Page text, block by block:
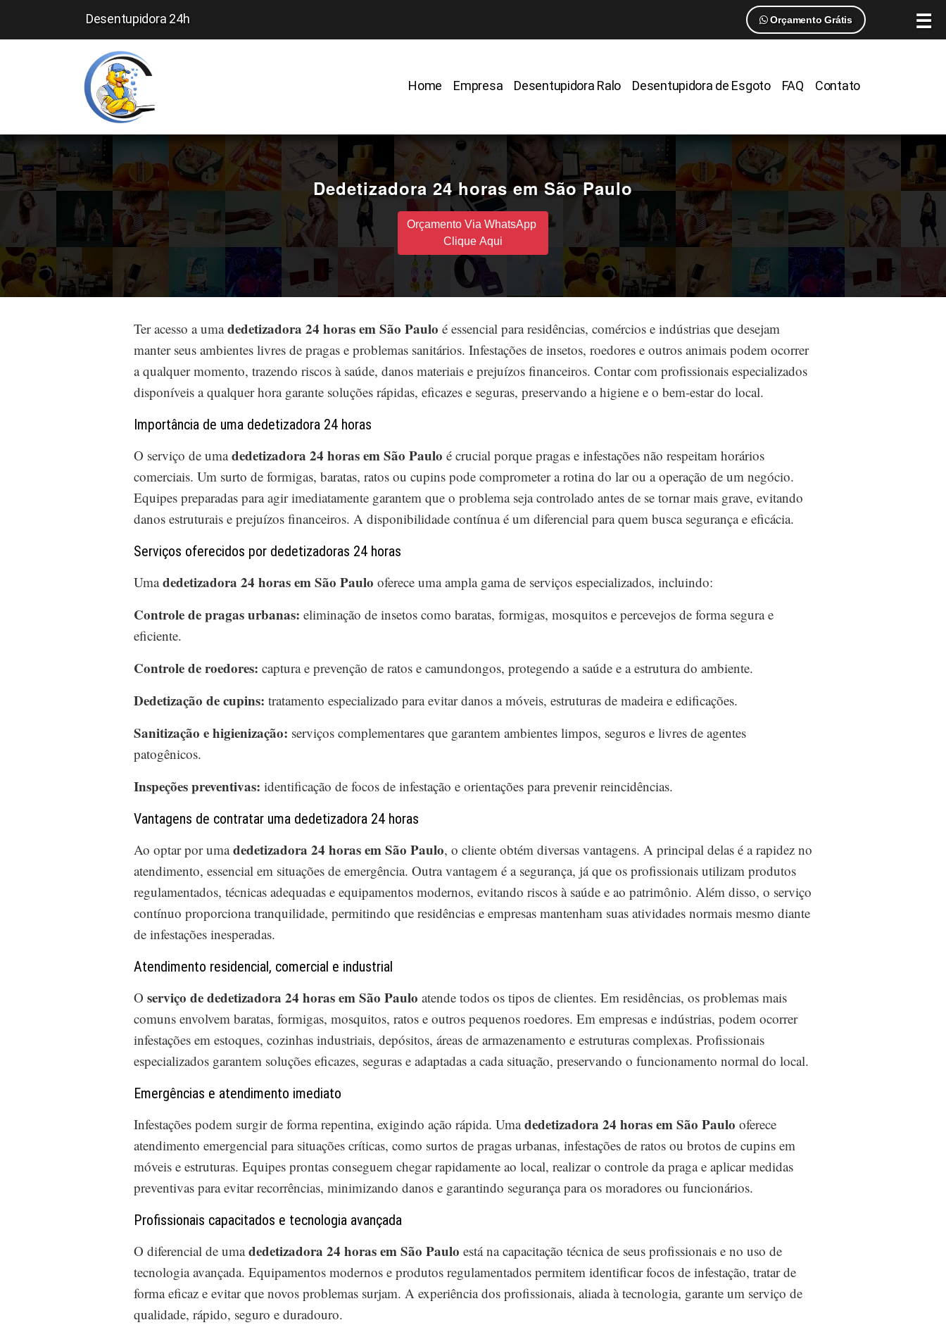
☰
Desentupidora 24h Orçamento Grátis
Home Empresa Desentupidora Ralo Desentupidora de Esgoto FAQ Contato
Dedetizadora 24 horas em São Paulo
Orçamento Via WhatsApp
Clique Aqui
Ter acesso a umadedetizadora 24 horas em São Paulo é essencial para residências, comércios e indústrias que desejam
manter seus ambientes livres de pragas e problemas sanitários. Infestações de insetos, roedores e outros animais podem ocorrer
a qualquer momento, trazendo riscos à saúde, danos materiais e prejuízos financeiros. Contar com profissionais especializados
disponíveis a qualquer hora garante soluções rápidas, eficazes e seguras, preservando a higiene e o bem-estar do local.
Importância de uma dedetizadora 24 horas
O serviço de umadedetizadora 24 horas em São Paulo é crucial porque pragas e infestações não respeitam horários
comerciais. Um surto de formigas, baratas, ratos ou cupins pode comprometer a rotina do lar ou a operação de um negócio.
Equipes preparadas para agir imediatamente garantem que o problema seja controlado antes de se tornar mais grave, evitando
danos estruturais e prejuízos financeiros. A disponibilidade contínua é um diferencial para quem busca segurança e eficácia.
Serviços oferecidos por dedetizadoras 24 horas
Umadedetizadora 24 horas em São Paulo oferece uma ampla gama de serviços especializados, incluindo:
Controle de pragas urbanas: eliminação de insetos como baratas, formigas, mosquitos e percevejos de forma segura e
eficiente.
Controle de roedores: captura e prevenção de ratos e camundongos, protegendo a saúde e a estrutura do ambiente.
Dedetização de cupins: tratamento especializado para evitar danos a móveis, estruturas de madeira e edificações.
Sanitização e higienização: serviços complementares que garantem ambientes limpos, seguros e livres de agentes
patogênicos.
Inspeções preventivas: identificação de focos de infestação e orientações para prevenir reincidências.
Vantagens de contratar uma dedetizadora 24 horas
Ao optar por umadedetizadora 24 horas em São Paulo, o cliente obtém diversas vantagens. A principal delas é a rapidez no
atendimento, essencial em situações de emergência. Outra vantagem é a segurança, já que os profissionais utilizam produtos
regulamentados, técnicas adequadas e equipamentos modernos, evitando riscos à saúde e ao patrimônio. Além disso, o serviço
contínuo proporciona tranquilidade, permitindo que residências e empresas mantenham suas atividades normais mesmo diante
de infestações inesperadas.
Atendimento residencial, comercial e industrial
O serviço de dedetizadora 24 horas em São Paulo atende todos os tipos de clientes. Em residências, os problemas mais
comuns envolvem baratas, formigas, mosquitos, ratos e outros pequenos roedores. Em empresas e indústrias, podem ocorrer
infestações em estoques, cozinhas industriais, depósitos, áreas de armazenamento e estruturas complexas. Profissionais
especializados garantem soluções eficazes, seguras e adaptadas a cada situação, preservando o funcionamento normal do local.
Emergências e atendimento imediato
Infestações podem surgir de forma repentina, exigindo ação rápida. Umadedetizadora 24 horas em São Paulo oferece
atendimento emergencial para situações críticas, como surtos de pragas urbanas, infestações de ratos ou brotos de cupins em
móveis e estruturas. Equipes prontas conseguem chegar rapidamente ao local, realizar o controle da praga e aplicar medidas
preventivas para evitar recorrências, minimizando danos e garantindo segurança para os moradores ou funcionários.
Profissionais capacitados e tecnologia avançada
O diferencial de umadedetizadora 24 horas em São Paulo está na capacitação técnica de seus profissionais e no uso de
tecnologia avançada. Equipamentos modernos e produtos regulamentados permitem identificar focos de infestação, tratar de
forma eficaz e evitar que novos problemas surjam. A experiência dos profissionais, aliada à tecnologia, garante um serviço de
qualidade, rápido, seguro e duradouro.